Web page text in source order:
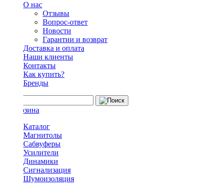
О нас
Отзывы
Вопрос-ответ
Новости
Гарантии и возврат
Доставка и оплата
Наши клиенты
Контакты
Как купить?
Бренды
Каталог
Магнитолы
Сабвуферы
Усилители
Динамики
Сигнализация
Шумоизоляция